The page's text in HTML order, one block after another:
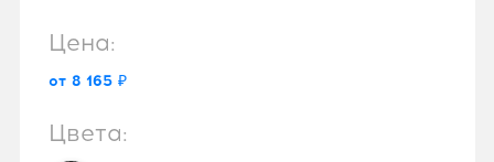
Цена:
от 8 165 ₽
Цвета: